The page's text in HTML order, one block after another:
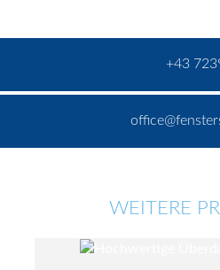
+43
WEITERE